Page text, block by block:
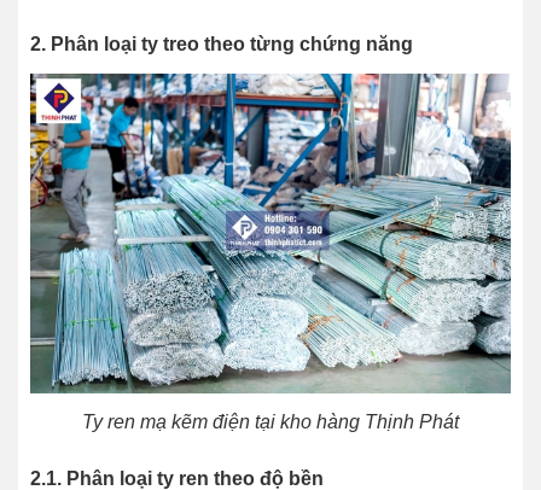
2. Phân loại ty treo theo từng chứng năng
Ty ren mạ kẽm điện tại kho hàng Thịnh Phát
2.1. Phân loại ty ren theo độ bền